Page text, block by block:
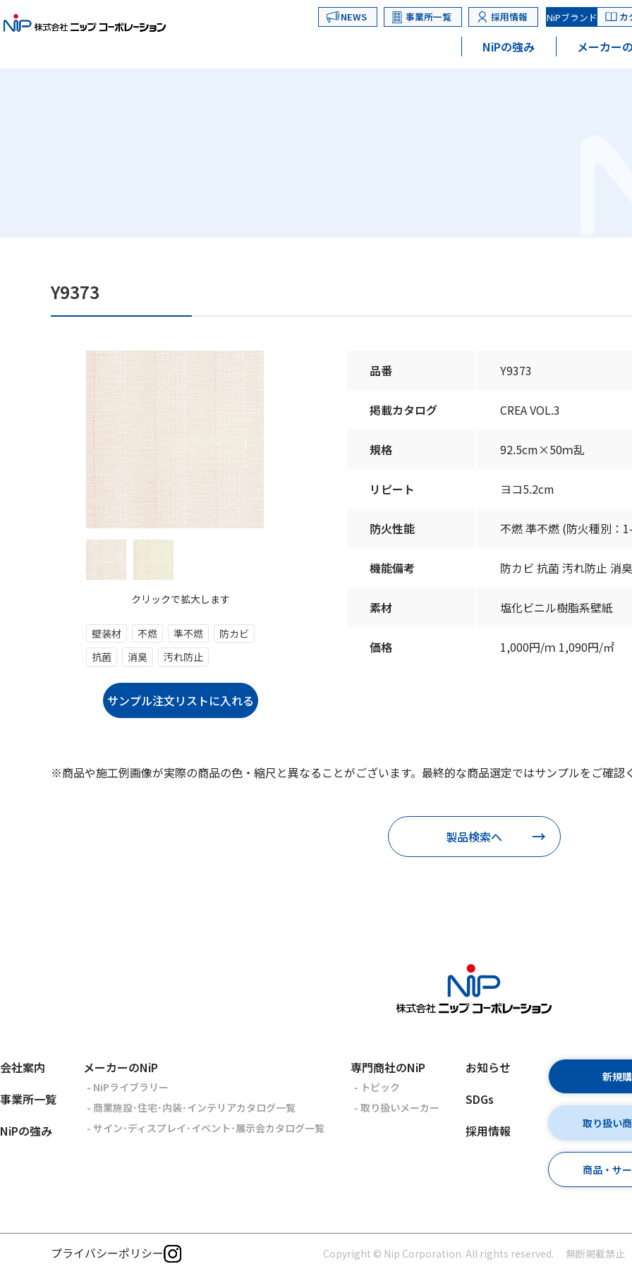
NEWS 事業所一覧 採用情報 NiPブランド カ
NiPの強み メーカー
Y9373
クリックで拡大します
壁装材 不燃 準不燃
防カビ
抗菌
消臭 汚れ防止
品番 Y9373
掲載カタログ CREA VOL.3
規格 92.5cm×50ｍ乱
リピート ヨコ5.2cm
防火性能 不燃 準不燃 (防火種別：
機能備考 防カビ 抗菌 汚れ防止 消臭
素材 塩化ビニル樹脂系壁紙
価格 1,000円/ｍ 1,090円/㎡
※商品や施工例画像が実際の商品の色・縮尺と異なることがございます。最終的な商品選定ではサンプルをご確認
製品検索へ
会社案内
事業所一覧
NiPの強み
メーカーのNiP
- NiPライブラリー
- 商業施設･住宅･内装･インテリアカタログ一覧
- サイン･ディスプレイ･イベント･展示会カタログ一覧
専門商社のNiP
- トピック
- 取り扱いメーカー
お知らせ
SDGs
採用情報
新規
取り扱い
商品・サ
プライバシーポリシー Copyright © Nip Corporation. All rights reserved. 無断掲載禁止